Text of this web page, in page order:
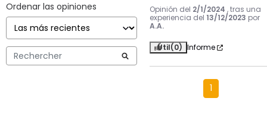
Ordenar las opiniones Opinión del 2/1/2024 , tras una
experiencia del 13/12/2023 por
A.A.
Útil(0) Informe
1